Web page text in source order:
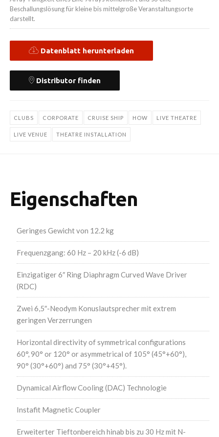
Beschallungslösung für kleine bis mittelgroße Veranstaltungsorte
darstellt.
Datenblatt herunterladen
Distributor finden
CLUBS CORPORATE CRUISE SHIP HOW LIVE THEATRE
LIVE VENUE THEATRE INSTALLATION
Eigenschaften
Geringes Gewicht von 12.2 kg
Frequenzgang: 60 Hz – 20 kHz (-6 dB)
Einzigatiger 6″ Ring Diaphragm Curved Wave Driver
(RDC)
Zwei 6,5″-Neodym Konuslautsprecher mit extrem
geringen Verzerrungen
Horizontal directivity of symmetrical configurations
60°, 90° or 120° or asymmetrical of 105° (45°+60°),
90° (30°+60°) and 75° (30°+45°).
Dynamical Airflow Cooling (DAC) Technologie
Instafit Magnetic Coupler
Erweiterter Tieftonbereich hinab bis zu 30 Hz mit N-